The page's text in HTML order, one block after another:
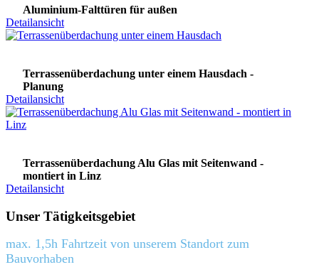
Aluminium-Falttüren für außen
Detailansicht
Terrassenüberdachung unter einem Hausdach -
Planung
Detailansicht
Terrassenüberdachung Alu Glas mit Seitenwand -
montiert in Linz
Detailansicht
Unser Tätigkeitsgebiet
max. 1,5h Fahrtzeit von unserem Standort zum
Bauvorhaben